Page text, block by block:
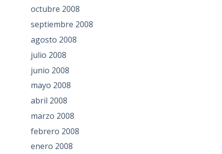
octubre 2008
septiembre 2008
agosto 2008
julio 2008
junio 2008
mayo 2008
abril 2008
marzo 2008
febrero 2008
enero 2008